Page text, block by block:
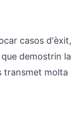
casos
demostrin